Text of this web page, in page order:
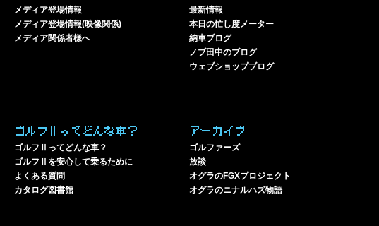
メディア登場情報
メディア登場情報(映像関係)
メディア関係者様へ
最新情報
本日の忙し度メーター
納車ブログ
ノブ田中のブログ
ウェブショップブログ
ゴルフⅡってどんな車？
ゴルフⅡってどんな車？
ゴルフⅡを安心して乗るために
よくある質問
カタログ図書館
アーカイブ
ゴルファーズ
放談
オグラのFGXプロジェクト
オグラのニナルハズ物語